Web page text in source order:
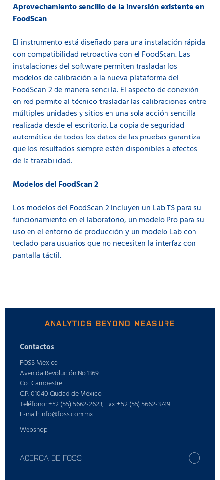
Aprovechamiento sencillo de la inversión existente en
FoodScan
El instrumento está diseñado para una instalación rápida
con compatibilidad retroactiva con el FoodScan. Las
instalaciones del software permiten trasladar los
modelos de calibración a la nueva plataforma del
FoodScan 2 de manera sencilla. El aspecto de conexión
en red permite al técnico trasladar las calibraciones entre
múltiples unidades y sitios en una sola acción sencilla
realizada desde el escritorio. La copia de seguridad
automática de todos los datos de las pruebas garantiza
que los resultados siempre estén disponibles a efectos
de la trazabilidad.
Modelos del FoodScan 2
Los modelos delFoodScan 2incluyen un Lab TS para su
funcionamiento en el laboratorio, un modelo Pro para su
uso en el entorno de producción y un modelo Lab con
teclado para usuarios que no necesiten la interfaz con
pantalla táctil.
ANALYTICS BEYOND MEASURE
Contactos
FOSS Mexico
Avenida Revolución No.1369
Col. Campestre
C.P. 01040 Ciudad de México
Teléfono: +52 (55) 5662-2623, Fax:+52 (55) 5662-3749
E-mail: info@foss.com.mx
Webshop
ACERCA DE FOSS
Carreras profesionales